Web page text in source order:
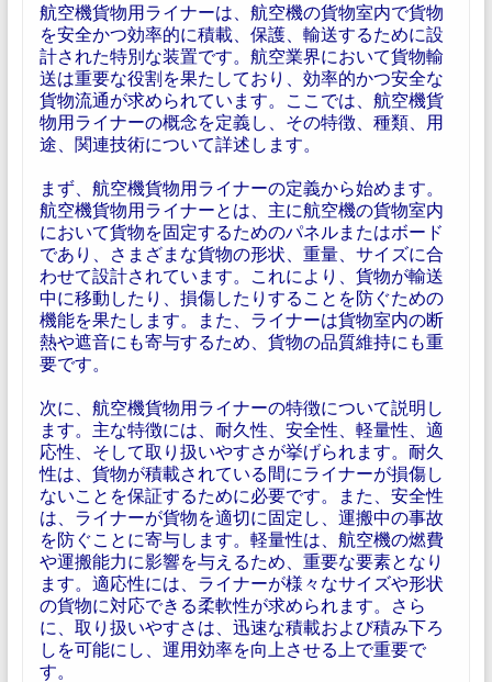
航空機貨物用ライナーは、航空機の貨物室内で貨物
を安全かつ効率的に積載、保護、輸送するために設
計された特別な装置です。航空業界において貨物輸
送は重要な役割を果たしており、効率的かつ安全な
貨物流通が求められています。ここでは、航空機貨
物用ライナーの概念を定義し、その特徴、種類、用
途、関連技術について詳述します。
まず、航空機貨物用ライナーの定義から始めます。
航空機貨物用ライナーとは、主に航空機の貨物室内
において貨物を固定するためのパネルまたはボード
であり、さまざまな貨物の形状、重量、サイズに合
わせて設計されています。これにより、貨物が輸送
中に移動したり、損傷したりすることを防ぐための
機能を果たします。また、ライナーは貨物室内の断
熱や遮音にも寄与するため、貨物の品質維持にも重
要です。
次に、航空機貨物用ライナーの特徴について説明し
ます。主な特徴には、耐久性、安全性、軽量性、適
応性、そして取り扱いやすさが挙げられます。耐久
性は、貨物が積載されている間にライナーが損傷し
ないことを保証するために必要です。また、安全性
は、ライナーが貨物を適切に固定し、運搬中の事故
を防ぐことに寄与します。軽量性は、航空機の燃費
や運搬能力に影響を与えるため、重要な要素となり
ます。適応性には、ライナーが様々なサイズや形状
の貨物に対応できる柔軟性が求められます。さら
に、取り扱いやすさは、迅速な積載および積み下ろ
しを可能にし、運用効率を向上させる上で重要で
す。